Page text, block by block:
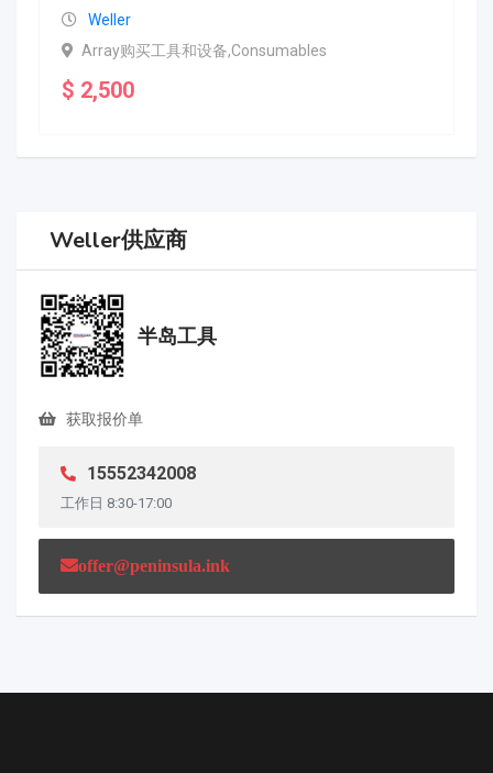
Weller
Array购买工具和设备,Consumables
$ 2,500
Weller供应商
半岛工具
获取报价单
15552342008
工作日 8:30-17:00
offer@peninsula.ink